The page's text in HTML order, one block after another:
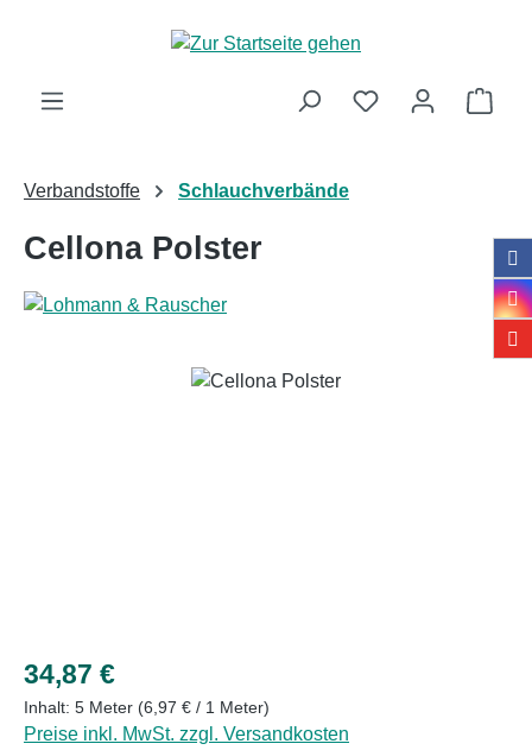
Zum Hauptinhalt springen
Verbandstoffe Schlauchverbände
Cellona Polster
Bildergalerie überspringen
Regulärer Preis:
34,87 €
Inhalt: 5 Meter (6,97 € / 1 Meter)
Preise inkl. MwSt. zzgl. Versandkosten